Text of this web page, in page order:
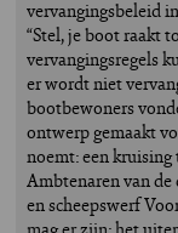
vervangingsbeleid
“Stel, je boot raakt
vervangingsregels
er wordt niet
bootbewoners
ontwerp gemaakt
noemt: een kruising
Ambtenaren van
en scheepswerf